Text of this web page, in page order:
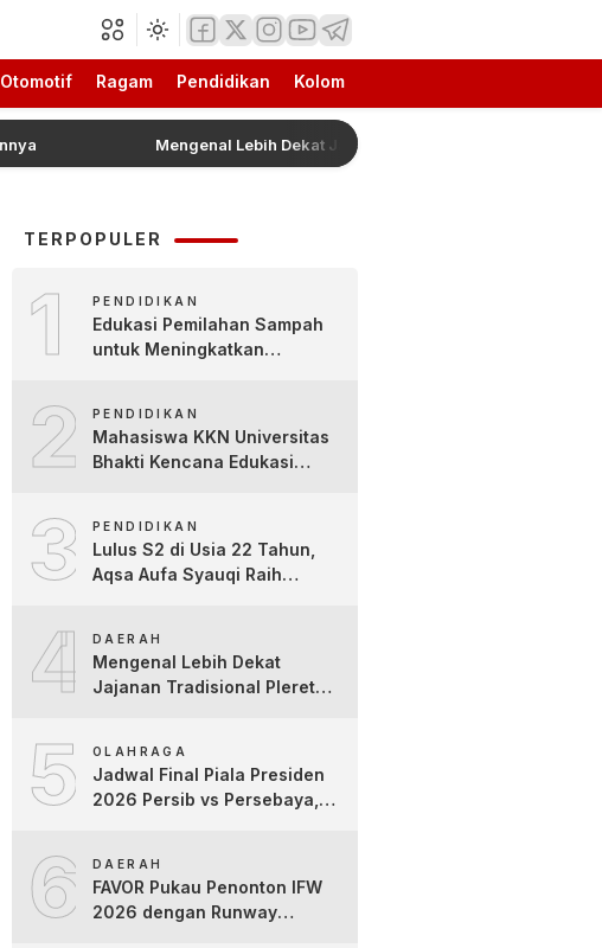
Otomotif Ragam Pendidikan Kolom
Mengenal Lebih Dekat Jajanan Tradisional Pleret Khas
TERPOPULER
1 PENDIDIKAN
Edukasi Pemilahan Sampah
untuk Meningkatkan
Kartini
2 PENDIDIKAN
Mahasiswa KKN Universitas
Bhakti Kencana Edukasi
3 PENDIDIKAN
Lulus S2 di Usia 22 Tahun,
Aqsa Aufa Syauqi Raih
4 DAERAH
Mengenal Lebih Dekat
Jajanan Tradisional Pleret
5 OLAHRAGA
Jadwal Final Piala Presiden
2026 Persib vs Persebaya,
6 DAERAH
FAVOR Pukau Penonton IFW
2026 dengan Runway